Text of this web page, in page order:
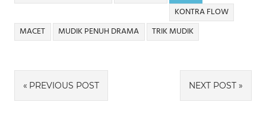
KONTRA FLOW
MACET
MUDIK PENUH DRAMA TRIK MUDIK
Navigasi
pos
PREVIOUS POST NEXT POST